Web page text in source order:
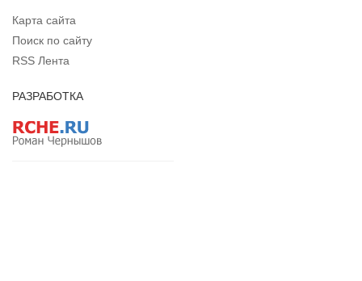
Карта сайта
Поиск по сайту
RSS Лента
РАЗРАБОТКА